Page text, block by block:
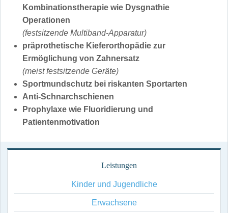
Kombinationstherapie wie Dysgnathie
Operationen
(festsitzende Multiband-Apparatur)
präprothetische Kieferorthopädie zur
Ermöglichung von Zahnersatz
(meist festsitzende Geräte)
Sportmundschutz bei riskanten Sportarten
Anti-Schnarchschienen
Prophylaxe wie Fluoridierung und
Patientenmotivation
Leistungen
Navigation
überspringen
Kinder und Jugendliche
Erwachsene